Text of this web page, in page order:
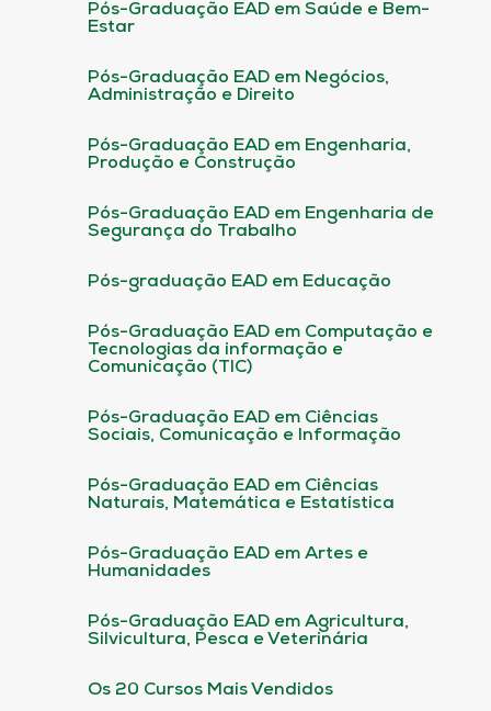
Pós-Graduação EAD em Saúde e Bem-
Estar
Pós-Graduação EAD em Negócios,
Administração e Direito
Pós-Graduação EAD em Engenharia,
Produção e Construção
Pós-Graduação EAD em Engenharia de
Segurança do Trabalho
Pós-graduação EAD em Educação
Pós-Graduação EAD em Computação e
Tecnologias da informação e
Comunicação (TIC)
Pós-Graduação EAD em Ciências
Sociais, Comunicação e Informação
Pós-Graduação EAD em Ciências
Naturais, Matemática e Estatística
Pós-Graduação EAD em Artes e
Humanidades
Pós-Graduação EAD em Agricultura,
Silvicultura, Pesca e Veterinária
Os 20 Cursos Mais Vendidos